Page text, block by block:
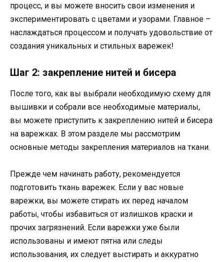
процесс, и вы можете вносить свои изменения и
экспериментировать с цветами и узорами. Главное –
наслаждаться процессом и получать удовольствие от
создания уникальных и стильных варежек!
Шаг 2: закрепление нитей и бисера
После того, как вы выбрали необходимую схему для
вышивки и собрали все необходимые материалы,
вы можете приступить к закреплению нитей и бисера
на варежках. В этом разделе мы рассмотрим
основные методы закрепления материалов на ткани.
Прежде чем начинать работу, рекомендуется
подготовить ткань варежек. Если у вас новые
варежки, вы можете стирать их перед началом
работы, чтобы избавиться от излишков краски и
прочих загрязнений. Если варежки уже были
использованы и имеют пятна или следы
использования, их следует выстирать и аккуратно